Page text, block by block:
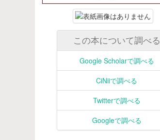
この本について調べる
Google Scholarで調べる
CiNiiで調べる
Twitterで調べる
Googleで調べる